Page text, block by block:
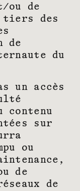
ou de
tiers des
de
du
un accès
contenu
sur
ou
de
de